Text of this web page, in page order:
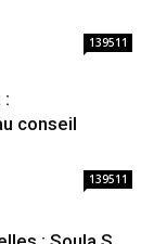
139511
:
conseil
139511